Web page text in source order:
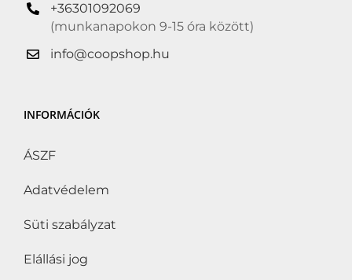
+36301092069
(munkanapokon 9-15 óra között)
info@coopshop.hu
INFORMÁCIÓK
ÁSZF
Adatvédelem
Süti szabályzat
Elállási jog